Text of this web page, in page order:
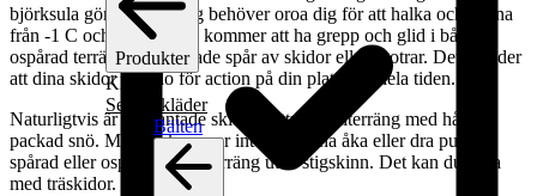
Produkter
Kläder
Se alla kläder
Bälten
björksula gör att du aldrig behöver oroa dig för att halka och fastna
från -1 C och kallare. Du kommer att ha grepp och glid i både
ospårad terräng och spårade spår av skidor eller skotrar. Det betyder
att dina skidor är redo för action på din plats etc. hela tiden.
Naturligtvis är stålkantade skidor bättre i fjällterräng med hårt
packad snö. Men du kommer inte att kunna åka eller dra pulkor i
spårad eller ospårad skogsterräng utan stigskinn. Det kan du göra
med träskidor.